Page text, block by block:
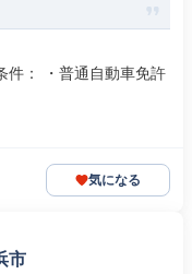
件： ・普通自動車免許
気になる
市